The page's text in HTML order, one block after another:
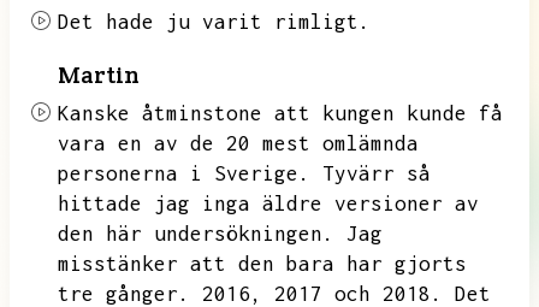
Det hade ju varit rimligt.
Martin
Kanske åtminstone att kungen kunde få
vara en av de 20 mest omlämnda
personerna i Sverige.
Tyvärr så
hittade jag inga äldre versioner av
den här undersökningen.
Jag
misstänker att den bara har gjorts
tre gånger.
2016, 2017 och 2018.
Det